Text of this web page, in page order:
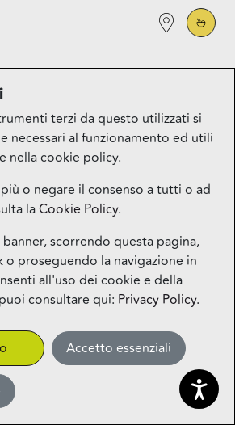
– Coming
terzi da questo utilizzati si
necessari al funzionamento ed utili
nella cookie policy.
o negare il consenso a tutti o ad
laCookie Policy.
scorrendo questa pagina,
o proseguendo la navigazione in
all'uso dei cookie e della
consultare qui: Privacy Policy.
Accetto essenziali